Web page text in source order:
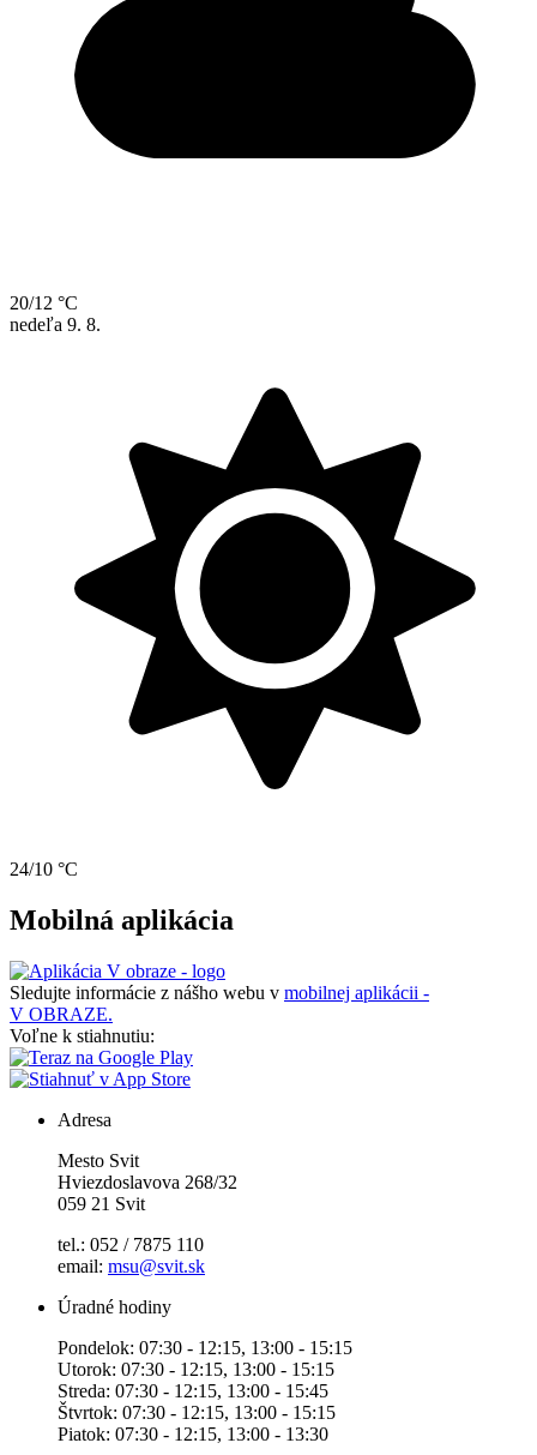
20/12 °C
nedeľa 9. 8.
24/10 °C
Mobilná aplikácia
Sledujte informácie z nášho webu v mobilnej aplikácii -
V OBRAZE.
Voľne k stiahnutiu:
Adresa
Mesto Svit
Hviezdoslavova 268/32
059 21 Svit
tel.: 052 / 7875 110
email: msu@svit.sk
Úradné hodiny
Pondelok: 07:30 - 12:15, 13:00 - 15:15
Utorok: 07:30 - 12:15, 13:00 - 15:15
Streda: 07:30 - 12:15, 13:00 - 15:45
Štvrtok: 07:30 - 12:15, 13:00 - 15:15
Piatok: 07:30 - 12:15, 13:00 - 13:30